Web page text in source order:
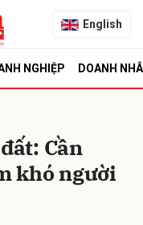
English
NGHIỆP DOANH
Cần
khó người